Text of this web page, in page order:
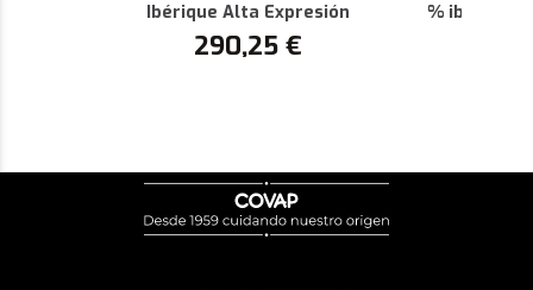
Ibérique Alta Expresión
290,25 €
% ibérique